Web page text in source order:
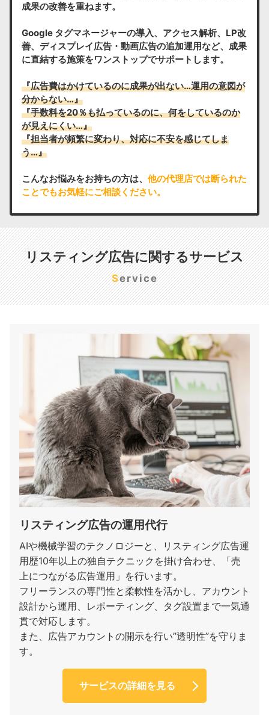
成果の改善を重ねます。
Google タグマネージャーの導入、アクセス解析、LP改
善、ディスプレイ広告・動画広告の追加運用など、成果
に直結する施策をワンストップでサポートします。
『広告費はかけているのに成果が出ない…運用の意図が
分からない…』
『手数料を20％も払っているのに、何をしているのか
が見えにくい…』
『担当者が頻繁に変わり、対応に不安を感じてしま
う…』
こんなお悩みをお持ちの方は、 他の代理店では断られた
ことでもお気軽にご相談ください。
リスティング広告に関するサービス
Service
リスティング広告の運用代行
AIや機械学習のテクノロジーと、リスティング広告運
用歴10年以上の独自テクニックを掛け合わせ、「売
上につながる広告運用」を行います。
フリーランスの専門性と柔軟性を活かし、アカウント
設計から運用、レポーティング、タグ設置まで一気通
貫で対応します。
また、広告アカウントの開示を行い”透明性”を守りま
す。
サービスの詳細を見る